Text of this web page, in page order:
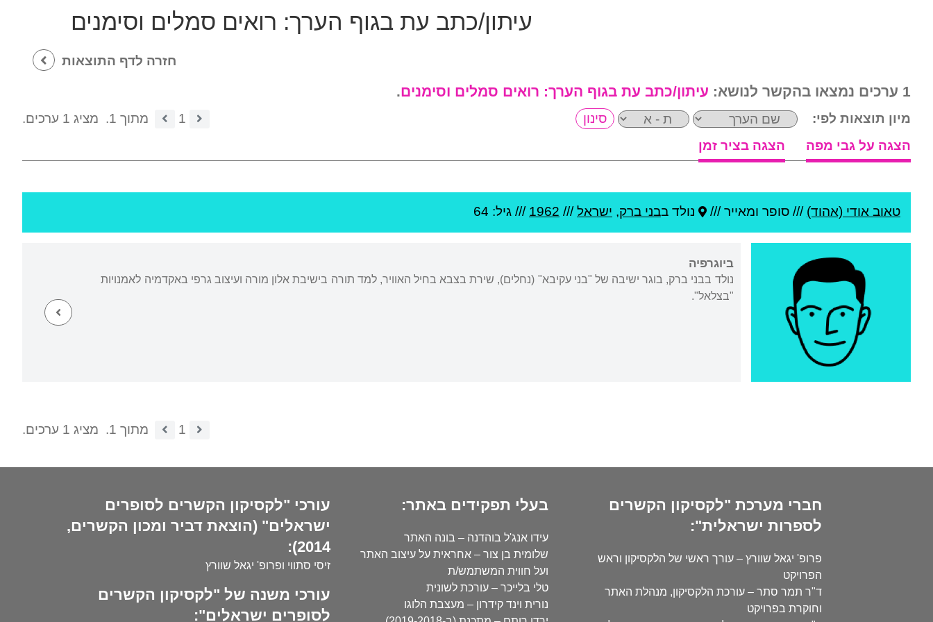
עיתון/כתב עת בגוף הערך: רואים סמלים וסימנים
חזרה לדף התוצאות
1 ערכים נמצאו בהקשר לנושא: עיתון/כתב עת בגוף הערך: רואים סמלים וסימנים.
מיון תוצאות לפי: 1 מתוך 1.
מציג 1 ערכים.
הצגה על גבי מפה
הצגה בציר זמן
טאוב אודי (אהוד) /// סופר ומאייר /// נולד בבני ברק, ישראל///
1962 /// גיל: 64
ביוגרפיה
נולד בבני ברק, בוגר ישיבה של "בני עקיבא" (נחלים), שירת בצבא בחיל האוויר, למד תורה בישיבת אלון מורה ועיצוב גרפי באקדמיה לאמנויות
"בצלאל".
1 מתוך 1. מציג 1 ערכים.
חברי מערכת "לקסיקון הקשרים
לספרות ישראלית":
פרופ' יגאל שוורץ – עורך ראשי של הלקסיקון וראש
הפרויקט
ד"ר תמר סתר – עורכת הלקסיקון, מנהלת האתר
וחוקרת בפרויקט
בעלי תפקידים באתר:
עידו אנג'ל בוהדנה – בונה האתר
שלומית בן צור – אחראית על עיצוב האתר
ועל חווית המשתמש/ת
טלי בלייכר – עורכת לשונית
נורית וינד קידרון – מעצבת הלוגו
עורכי "לקסיקון הקשרים לסופרים
ישראלים" (הוצאת דביר ומכון הקשרים,
2014):
זיסי סתווי ופרופ' יגאל שוורץ
עורכי משנה של "לקסיקון הקשרים
לסופרים ישראלים":